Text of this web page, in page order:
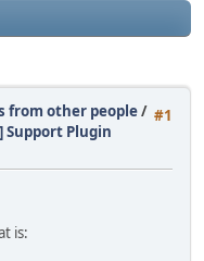
#1
from other people/
Support Plugin
is: